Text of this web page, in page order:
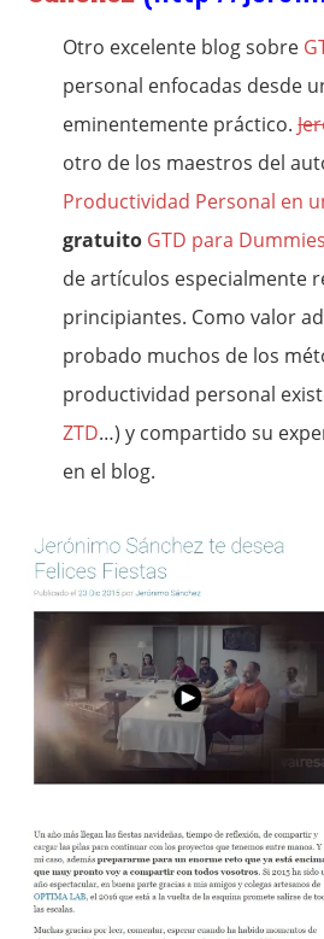
Otro excelente blog sobre
personal enfocadas desde
eminentemente práctico.
otro de los maestros del
Productividad Personal en
gratuito GTD para Dummies
de artículos especialmente
principiantes. Como valor
probado muchos de los
productividad personal
ZTD…) y compartido su
en el blog.